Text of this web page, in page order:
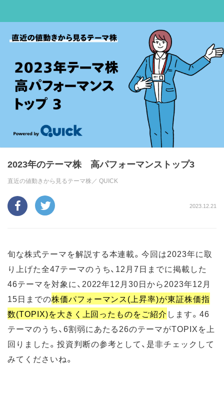
2023年のテーマ株 高パフォーマンストップ3
直近の値動きから見るテーマ株／ QUICK
2023.12.21
旬な株式テーマを解説する本連載。今回は2023年に取
り上げた全47テーマのうち、12月7日までに掲載した
46テーマを対象に、2022年12月30日から2023年12月
15日までの株価パフォーマンス(上昇率)が東証株価指
数(TOPIX)を大きく上回ったものをご紹介 します。46
テーマのうち、6割弱にあたる26のテーマがTOPIXを上
回りました。投資判断の参考として、是非チェックして
みてくださいね。